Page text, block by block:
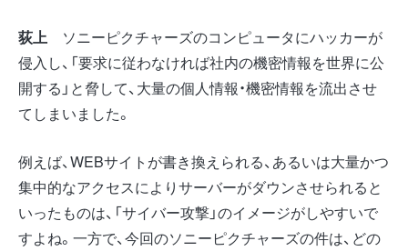
荻上 ソニーピクチャーズのコンピュータにハッカーが
侵入し、「要求に従わなければ社内の機密情報を世界に公
開する」と脅して、大量の個人情報・機密情報を流出させ
てしまいました。
例えば、WEBサイトが書き換えられる、あるいは大量かつ
集中的なアクセスによりサーバーがダウンさせられると
いったものは、「サイバー攻撃」のイメージがしやすいで
すよね。一方で、今回のソニーピクチャーズの件は、どの